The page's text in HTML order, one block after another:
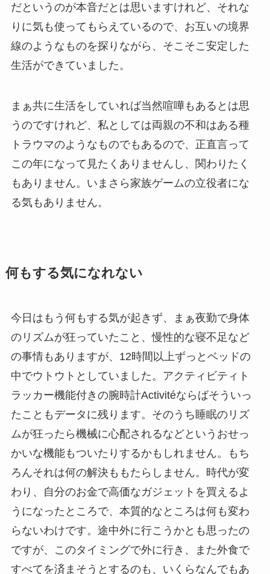
だというのが本音だとは思いますけれど、それな
りに気も使ってもらえているので、お互いの境界
線のようなものを探りながら、そこそこ安定した
生活ができていました。
まぁ共に生活をしていれば当然喧嘩もあるとは思
うのですけれど、私としては両親の不和はある種
トラウマのようなものでもあるので、正直言って
この年になって見たくありませんし、関わりたく
もありません。いまさら家族ゲームの立役者にな
る気もありません。
何もする気になれない
今日はもう何もする気が起きず、まぁ夜勤で身体
のリズムが狂っていたこと、慢性的な寝不足など
の事情もありますが、12時間以上ずっとベッドの
中でウトウトとしていました。アクティビティト
ラッカー機能付きの腕時計Activitéならばそういっ
たこともデータに残ります。そのうち睡眠のリズ
ムが狂ったら機械に心配されるなどというおせっ
かいな機能もついたりするかもしれません。もち
ろんそれは何の解決ももたらしません。時代が変
わり、自分のお金で高価なガジェットを買えるよ
うになったところで、本質的なところは何も変わ
らないわけです。途中外に行こうかとも思ったの
ですが、このタイミングで外に行き、また外食で
すべてを済まそうとするのも、いくらなんでもあ